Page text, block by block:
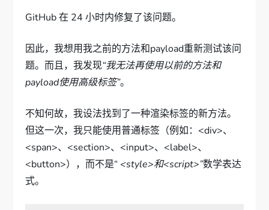
GitHub 在 24 小时内修复了该问题。
因此，我想用我之前的方法和payload重新测试该问
题。而且，我发现“我无法再使用以前的方法和
payload使用高级标签”。
不知何故，我设法找到了一种渲染标签的新方法。
但这一次，我只能使用普通标签（例如：<div>、
<span>、<section>、<input>、<label>、
<button>），而不是“ <style>和<script>”数学表达
式。